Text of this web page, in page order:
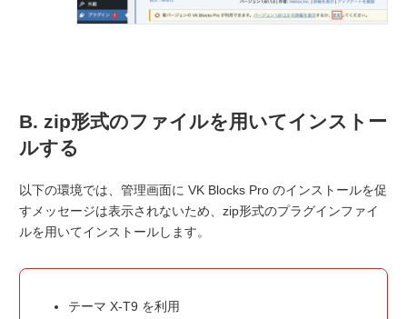
B. zip形式のファイルを用いてインストー
ルする
以下の環境では、管理画面に VK Blocks Pro のインストールを促
すメッセージは表示されないため、zip形式のプラグインファイ
ルを用いてインストールします。
テーマ X-T9 を利用